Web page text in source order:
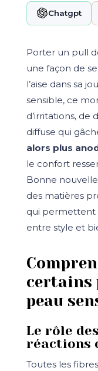
Chatgpt
Porter un pull
une façon de
l’aise dans sa
sensible, ce
d’irritations, de
diffuse qui
alors plus
le confort
Bonne
des matières
qui permettent
entre style et
peau
Le rôle
réactions
Toutes les